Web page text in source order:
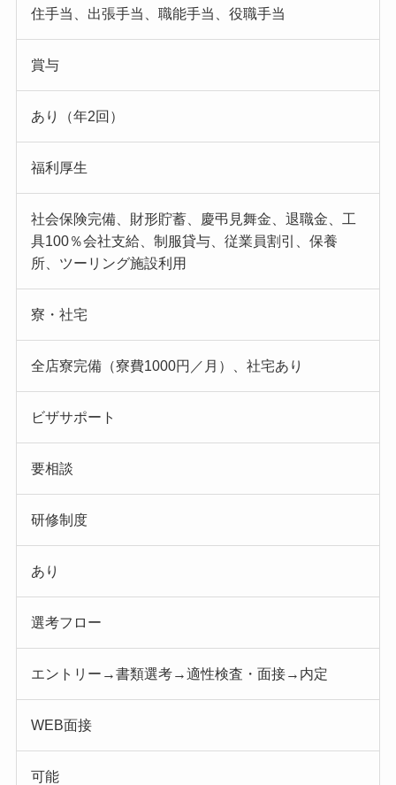
住手当、出張手当、職能手当、役職手当
賞与
あり（年2回）
福利厚生
社会保険完備、財形貯蓄、慶弔見舞金、退職金、工
具100％会社支給、制服貸与、従業員割引、保養
所、ツーリング施設利用
寮・社宅
全店寮完備（寮費1000円／月）、社宅あり
ビザサポート
要相談
研修制度
あり
選考フロー
エントリー→書類選考→適性検査・面接→内定
WEB面接
可能